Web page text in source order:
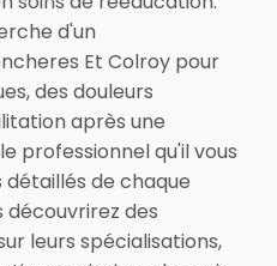
d'un
Et Colroy pour
des douleurs
après une
professionnel qu'il vous
de chaque
découvrirez des
leurs spécialisations,